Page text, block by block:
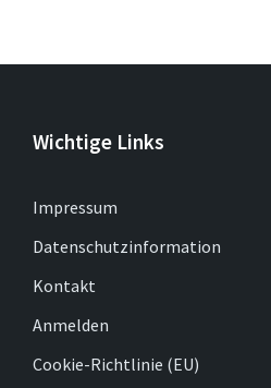
Wichtige Links
Impressum
Datenschutzinformation
Kontakt
Anmelden
Cookie-Richtlinie (EU)